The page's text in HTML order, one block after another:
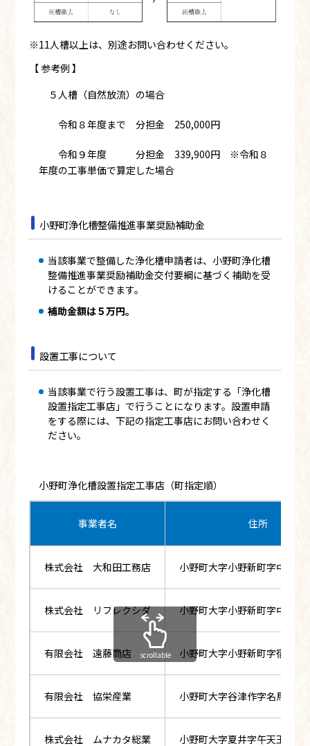
※11人槽以上は、別途お問い合わせください。
【 参考例 】
５人槽（自然放流）の場合
令和８年度まで 分担金 250,000円
令和９年度 分担金 339,900円 ※令和８
年度の工事単価で算定した場合
小野町浄化槽整備推進事業奨励補助金
当該事業で整備した浄化槽申請者は、小野町浄化槽
整備推進事業奨励補助金交付要綱に基づく補助を受
けることができます。
補助金額は５万円。
設置工事について
当該事業で行う設置工事は、町が指定する「浄化槽
設置指定工事店」で行うことになります。設置申請
をする際には、下記の指定工事店にお問い合わせく
ださい。
小野町浄化槽設置指定工事店（町指定順）
事業者名 住所
株式会社 大和田工務店 小野町大字小野新町字中通
株式会社 リフレクシダ 小野町大字小野新町字中通1
有限会社 遠藤商店 小野町大字小野新町字宿後16
有限会社 協栄産業 小野町大字谷津作字名馬56番
株式会社 ムナカタ総業 小野町大字夏井字午天王1番
scrollable